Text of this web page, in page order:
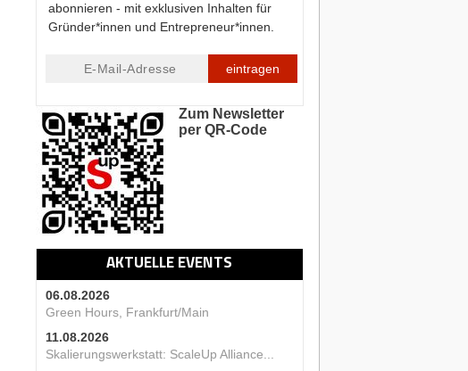
abonnieren - mit exklusiven Inhalten für
Gründer*innen und Entrepreneur*innen.
eintragen
Zum Newsletter
per QR-Code
AKTUELLE EVENTS
06.08.2026
Green Hours, Frankfurt/Main
11.08.2026
Skalierungswerkstatt: ScaleUp Alliance...